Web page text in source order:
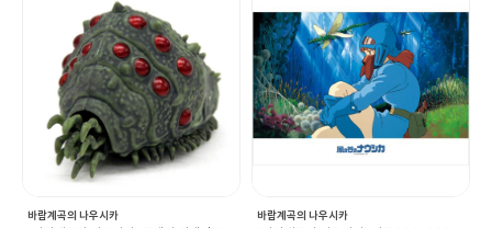
바람계곡의 나우시카 바람계곡의 나우시카